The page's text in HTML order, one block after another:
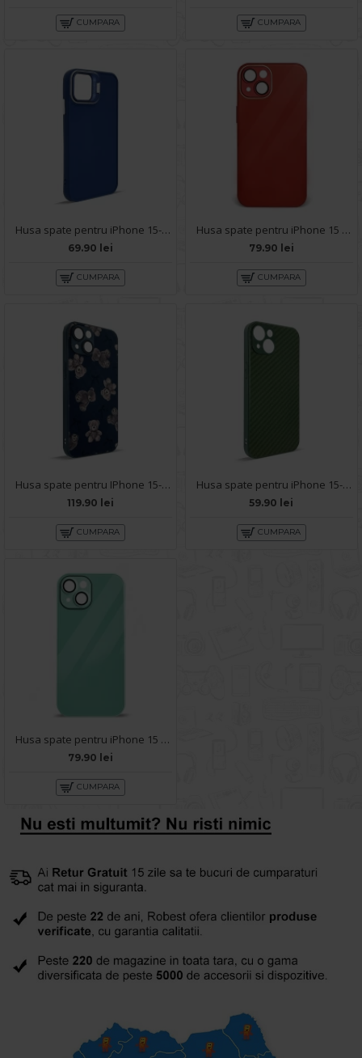
CUMPARA CUMPARA
Husa spate pentru iPhone 15- Drop case Kickstand Albastru
69.90 lei
CUMPARA
Husa spate pentru iPhone 15 - Lito Case Rosu
79.90 lei
CUMPARA
Husa spate pentru IPhone 15- Happy case
119.90 lei
CUMPARA
Husa spate pentru iPhone 15- Lys case Verde
59.90 lei
CUMPARA
Husa spate pentru iPhone 15 - Lito Case Turcoaz
79.90 lei
CUMPARA